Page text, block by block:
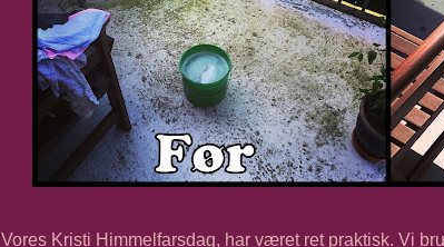
Vores Kristi Himmelfarsdag, har været ret praktisk. Vi